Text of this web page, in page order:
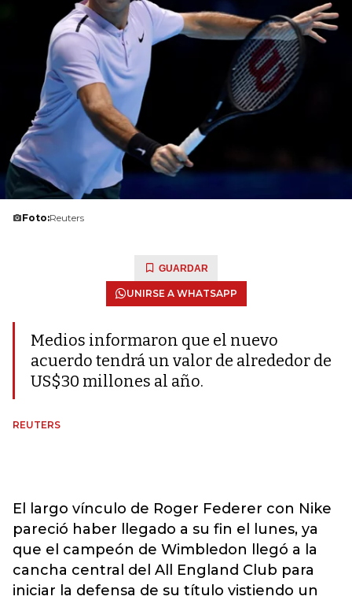
Foto:Reuters
GUARDAR
UNIRSE A WHATSAPP
Medios informaron que el nuevo
acuerdo tendrá un valor de alrededor de
US$30 millones al año.
REUTERS
El largo vínculo de Roger Federer con Nike
pareció haber llegado a su fin el lunes, ya
que el campeón de Wimbledon llegó a la
cancha central del All England Club para
iniciar la defensa de su título vistiendo un